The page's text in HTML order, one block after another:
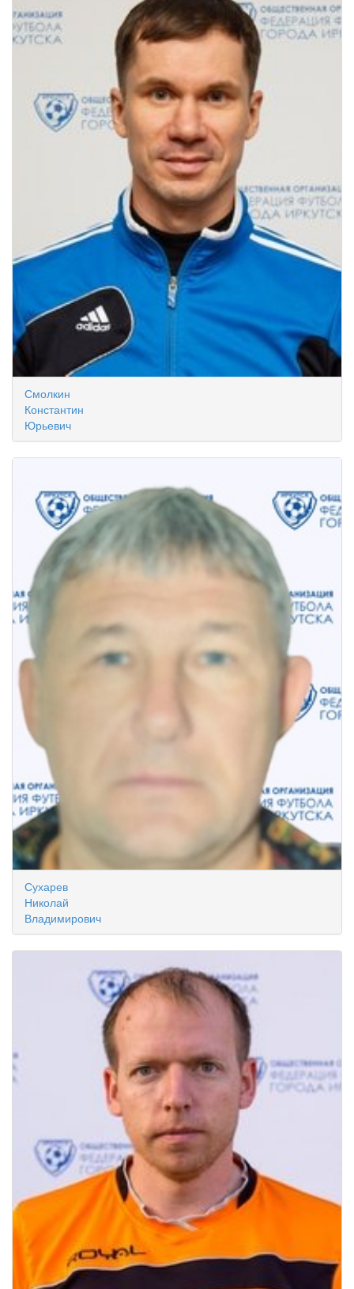
Смолкин
Константин
Юрьевич
Сухарев
Николай
Владимирович